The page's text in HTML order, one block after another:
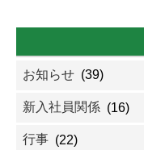
お知らせ (39)
新入社員関係 (16)
行事 (22)